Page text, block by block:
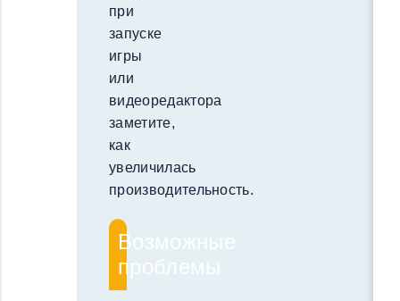
при
запуске
игры
или
видеоредактора
заметите,
как
увеличилась
производительность.
Возможные
проблемы